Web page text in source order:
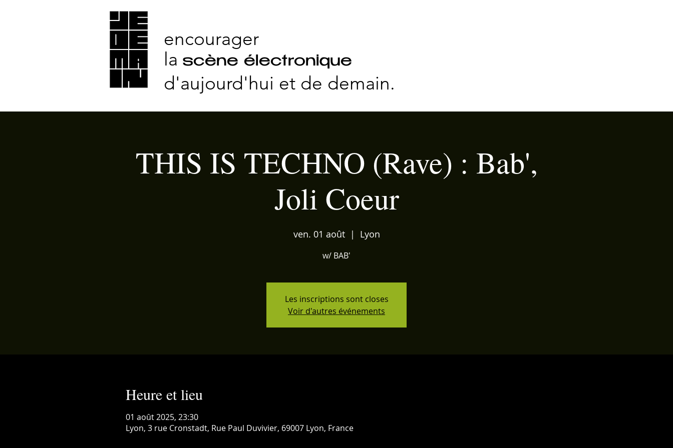
encourager
la scène électronique
d'aujourd'hui et de demain.
THIS IS TECHNO (Rave) : Bab',
Joli Coeur
ven. 01 août
  |
Lyon
w/ BAB'
Les inscriptions sont closes
Voir d'autres événements
Heure et lieu
01 août 2025, 23:30
Lyon, 3 rue Cronstadt, Rue Paul Duvivier, 69007 Lyon, France